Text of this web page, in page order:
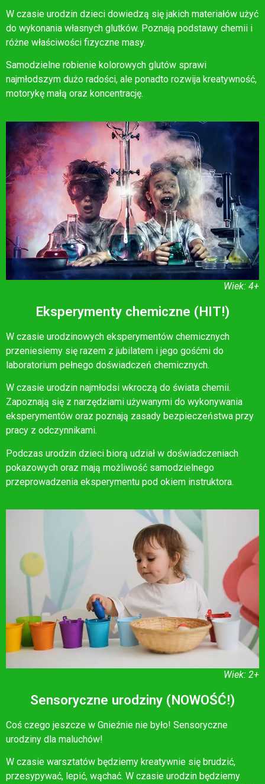
W czasie urodzin dzieci dowiedzą się jakich materiałów użyć
do wykonania własnych glutków. Poznają podstawy chemii i
różne właściwości fizyczne masy.
Samodzielne robienie kolorowych glutów sprawi
najmłodszym dużo radości, ale ponadto rozwija kreatywność,
motorykę małą oraz koncentrację.
Wiek: 4+
Eksperymenty chemiczne (HIT!)
W czasie urodzinowych eksperymentów chemicznych
przeniesiemy się razem z jubilatem i jego gośćmi do
laboratorium pełnego doświadczeń chemicznych.
W czasie urodzin najmłodsi wkroczą do świata chemii.
Zapoznają się z narzędziami używanymi do wykonywania
eksperymentów oraz poznają zasady bezpieczeństwa przy
pracy z odczynnikami.
Podczas urodzin dzieci biorą udział w doświadczeniach
pokazowych oraz mają możliwość samodzielnego
przeprowadzenia eksperymentu pod okiem instruktora.
Wiek: 2+
Sensoryczne urodziny (NOWOŚĆ!)
Coś czego jeszcze w Gnieźnie nie było! Sensoryczne
urodziny dla maluchów!
W czasie warsztatów będziemy kreatywnie się brudzić,
przesypywać, lepić, wąchać. W czasie urodzin będziemy